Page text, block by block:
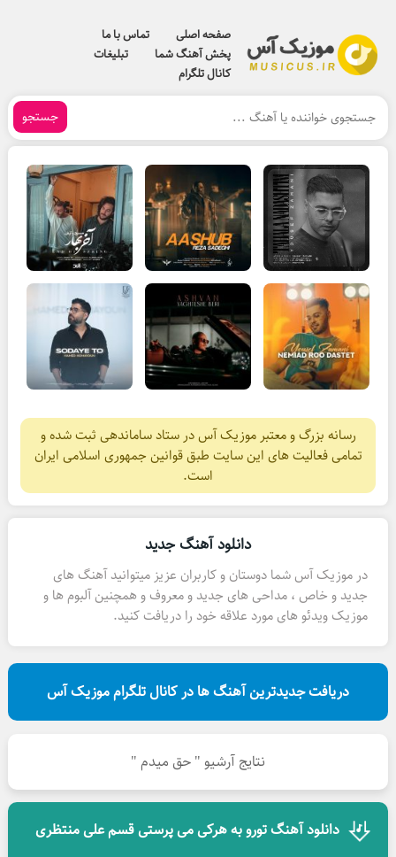
صفحه اصلی
تماس با ما
پخش آهنگ شما
تبلیغات
کانال تلگرام
جستجو
رسانه بزرگ و معتبر موزیک آس در ستاد ساماندهی ثبت شده و
تمامی فعالیت های این سایت طبق قوانین جمهوری اسلامی ایران
است.
دانلود آهنگ جدید
در موزیک آس شما دوستان و کاربران عزیز میتوانید آهنگ های
جدید و خاص ، مداحی های جدید و معروف و همچنین آلبوم ها و
موزیک ویدئو های مورد علاقه خود را دریافت کنید.
دریافت جدیدترین آهنگ ها در کانال تلگرام موزیک آس
نتایج آرشیو " حق میدم "
دانلود آهنگ تورو به هرکی می پرستی قسم علی منتظری